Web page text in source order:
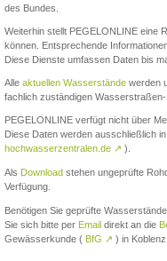
des Bundes.
Weiterhin stellt PEGELONLINE eine
können. Entsprechende
Diese Dienste umfassen Daten bis
Alle aktuellen Wasserstände werden
fachlich zuständigen
PEGELONLINE verfügt nicht über
Diese Daten werden ausschließlich
hochwasserzentralen.de ↗ ).
Als Download stehen ungeprüfte
Verfügung.
Benötigen Sie geprüfte
Sie sich bitte per Email direkt an die
Gewässerkunde ( BfG ↗ ) in Koblenz.